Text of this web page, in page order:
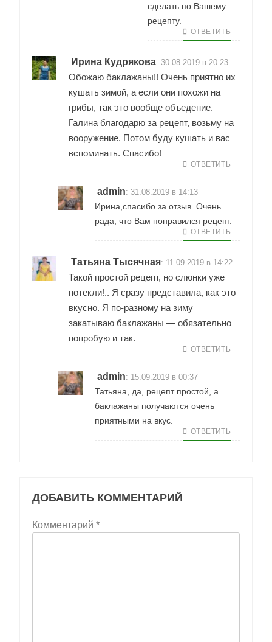
сделать по Вашему
рецепту.
ОТВЕТИТЬ
Ирина Кудрякова: 30.08.2019 в 20:23
Обожаю баклажаны!! Очень приятно их
кушать зимой, а если они похожи на
грибы, так это вообще объедение.
Галина благодарю за рецепт, возьму на
вооружение. Потом буду кушать и вас
вспоминать. Спасибо!
ОТВЕТИТЬ
admin: 31.08.2019 в 14:13
Ирина,спасибо за отзыв. Очень
рада, что Вам понравился рецепт.
ОТВЕТИТЬ
Татьяна Тысячная: 11.09.2019 в 14:22
Такой простой рецепт, но слюнки уже
потекли!.. Я сразу представила, как это
вкусно. Я по-разному на зиму
закатываю баклажаны — обязательно
попробую и так.
ОТВЕТИТЬ
admin: 15.09.2019 в 00:37
Татьяна, да, рецепт простой, а
баклажаны получаются очень
приятными на вкус.
ОТВЕТИТЬ
ДОБАВИТЬ КОММЕНТАРИЙ
Комментарий *